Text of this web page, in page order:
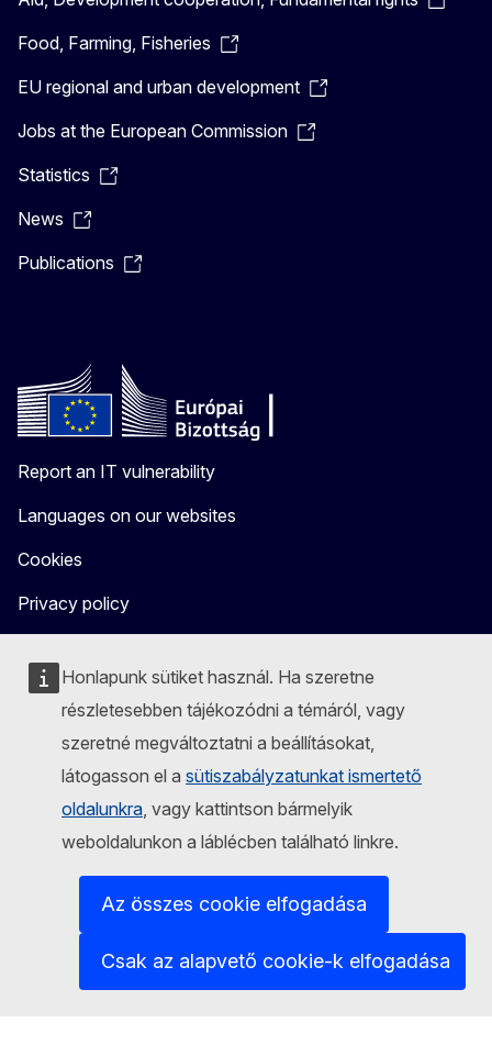
Honlapunk sütiket használ. Ha szeretne
részletesebben tájékozódni a témáról, vagy
szeretné megváltoztatni a beállításokat,
látogasson el a sütiszabályzatunkat ismertető
oldalunkra, vagy kattintson bármelyik
weboldalunkon a láblécben található linkre.
Az összes cookie elfogadása
Csak az alapvető cookie-k elfogadása
Food, Farming, Fisheries
EU regional and urban development
Jobs at the European Commission
Statistics
News
Publications
Report an IT vulnerability
Languages on our websites
Cookies
Privacy policy